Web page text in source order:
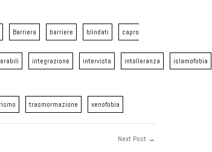
Barriera barriere blindati
capro
integrazione intervista intolleranza
islamofobia
trasmormazione xenofobia
Next Post →